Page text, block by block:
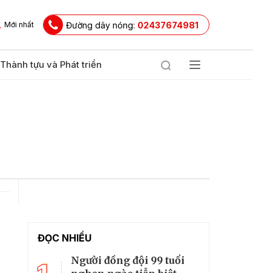
Mới nhất Đường dây nóng: 02437674981
Thành tựu và Phát triển
ĐỌC NHIỀU
Người đồng đội 99 tuổi